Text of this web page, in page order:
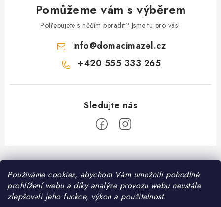
Používáme cookies, abychom Vám umožnili pohodlné
prohlížení webu a díky analýze provozu webu neustále
zlepšovali jeho funkce, výkon a použitelnost.
Pomůžeme vám s výběrem
Potřebujete s něčím poradit? Jsme tu pro vás!
info@domacimazel.cz
+420 555 333 265
Z
á
Informace pro vás
Kontakt
❤️ Oblíbené kategorie